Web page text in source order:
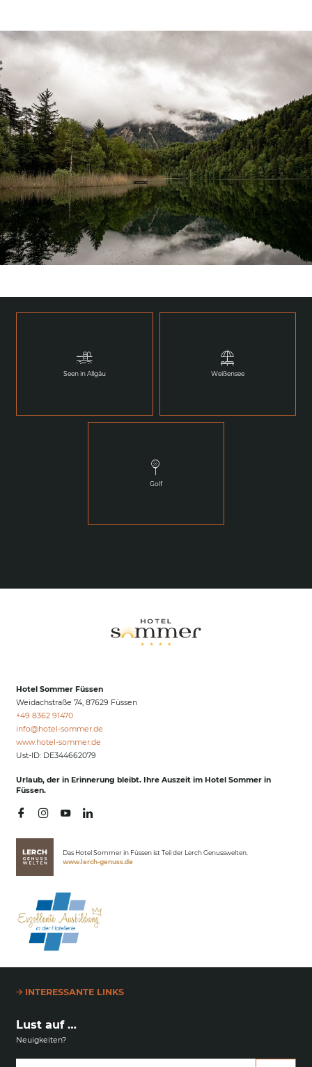
Seen in Allgäu Weißensee
Golf
Hotel Sommer Füssen
Weidachstraße 74, 87629 Füssen
+49 8362 91470
info@hotel-sommer.de
www.hotel-sommer.de
Ust-ID: DE344662079
Urlaub, der in Erinnerung bleibt. Ihre Auszeit im Hotel Sommer in
Füssen.
Das Hotel Sommer in Füssen ist Teil der Lerch Genusswelten.
www.lerch-genuss.de
INTERESSANTE LINKS
Lust auf …
Neuigkeiten?